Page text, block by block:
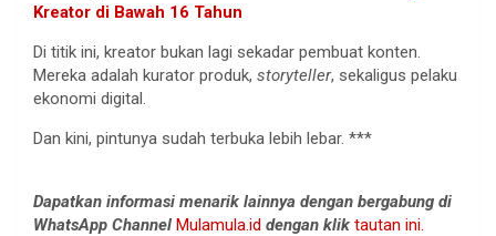
Kreator di Bawah 16 Tahun
Di titik ini, kreator bukan lagi sekadar pembuat konten.
Mereka adalah kurator produk, storyteller, sekaligus pelaku
ekonomi digital.
Dan kini, pintunya sudah terbuka lebih lebar. ***
Dapatkan informasi menarik lainnya dengan bergabung di
WhatsApp Channel Mulamula.id dengan klik tautan ini.